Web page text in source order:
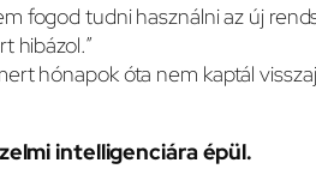
fogod tudni használni az új
hibázol.”
hónapok óta nem kaptál
intelligenciára épül.